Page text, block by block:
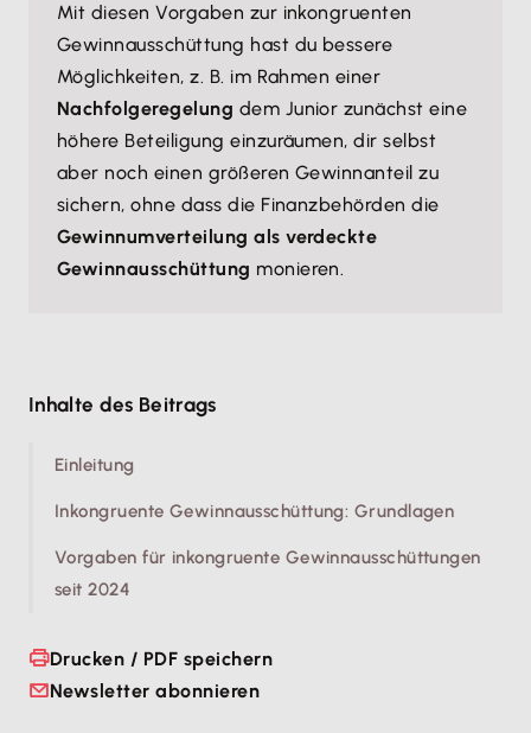
Mit diesen Vorgaben zur inkongruenten
Gewinnausschüttung hast du bessere
Möglichkeiten, z. B. im Rahmen einer
Nachfolgeregelung dem Junior zunächst eine
höhere Beteiligung einzuräumen, dir selbst
aber noch einen größeren Gewinnanteil zu
sichern, ohne dass die Finanzbehörden die
Gewinnumverteilung als verdeckte
Gewinnausschüttung monieren.
Inhalte des Beitrags
Einleitung
Inkongruente Gewinnausschüttung: Grundlagen
Vorgaben für inkongruente Gewinnausschüttungen
seit 2024
Drucken / PDF speichern
Newsletter abonnieren